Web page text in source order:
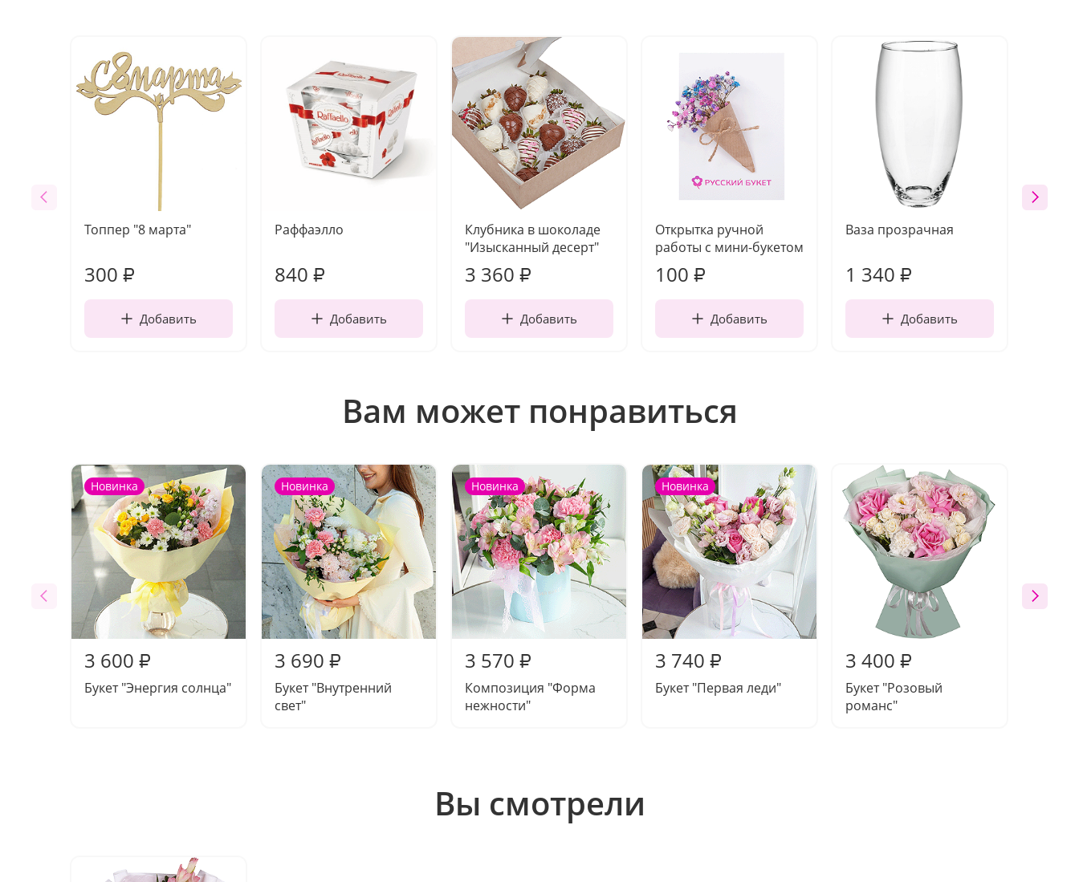
Топпер "8 марта"
300 ₽
Добавить
Раффаэлло
840 ₽
Добавить
Клубника в шоколаде
"Изысканный десерт"
3 360 ₽
Добавить
Открытка ручной
работы с мини-букетом
100 ₽
Добавить
Ваза прозрачная
1 340 ₽
Добавить
Вам может понравиться
Новинка
3 600 ₽
Букет "Энергия солнца"
Новинка
3 690 ₽
Букет "Внутренний
свет"
Новинка
3 570 ₽
Композиция "Форма
нежности"
Новинка
3 740 ₽
Букет "Первая леди"
3 400 ₽
Букет "Розовый
романс"
Вы смотрели